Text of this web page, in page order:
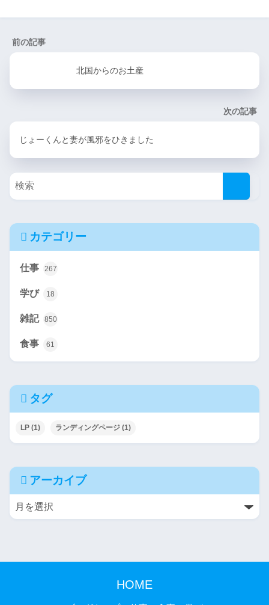
前の記事
北国からのお土産
次の記事
じょーくんと妻が風邪をひきました
カテゴリー
仕事 267
学び 18
雑記 850
食事 61
タグ
LP (1) ランディングページ (1)
アーカイブ
HOME